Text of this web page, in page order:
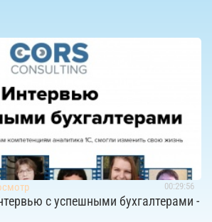
00:29:56
с успешными бухгалтерами -